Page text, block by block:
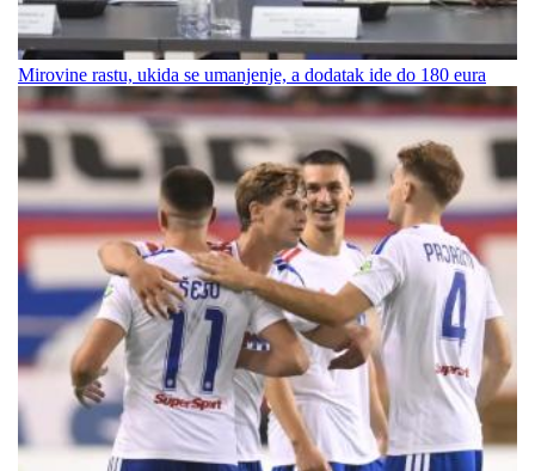
Mirovine rastu, ukida se umanjenje, a dodatak ide do 180 eura